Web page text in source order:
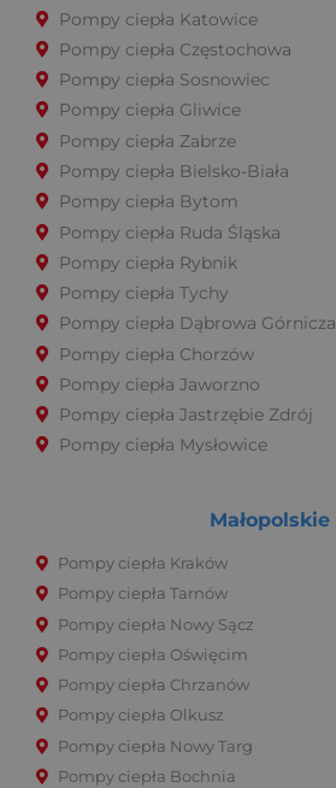
Pompy ciepła Katowice
Pompy ciepła Częstochowa
Pompy ciepła Sosnowiec
Pompy ciepła Gliwice
Pompy ciepła Zabrze
Pompy ciepła Bielsko-Biała
Pompy ciepła Bytom
Pompy ciepła Ruda Śląska
Pompy ciepła Rybnik
Pompy ciepła Tychy
Pompy ciepła Dąbrowa Górnicza
Pompy ciepła Chorzów
Pompy ciepła Jaworzno
Pompy ciepła Jastrzębie Zdrój
Pompy ciepła Mysłowice
Małopolskie
Pompy ciepła Kraków
Pompy ciepła Tarnów
Pompy ciepła Nowy Sącz
Pompy ciepła Oświęcim
Pompy ciepła Chrzanów
Pompy ciepła Olkusz
Pompy ciepła Nowy Targ
Pompy ciepła Bochnia